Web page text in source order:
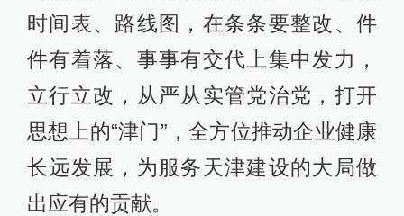
时间表、路线图，在条条要整改、件
件有着落、事事有交代上集中发力，
立行立改，从严从实管党治党，打开
思想上的“津门”，全方位推动企业健康
长远发展，为服务天津建设的大局做
出应有的贡献。